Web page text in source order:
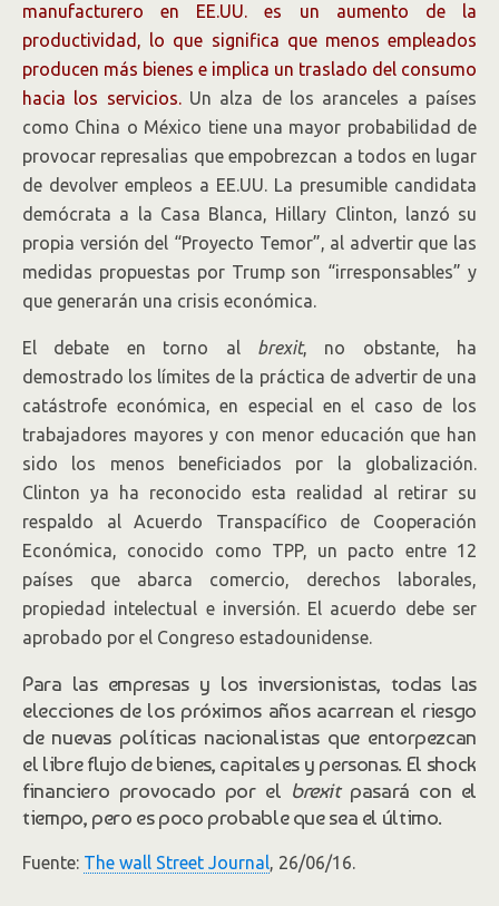
manufacturero en EE.UU. es un aumento de la
productividad, lo que significa que menos empleados
producen más bienes e implica un traslado del consumo
hacia los servicios.Un alza de los aranceles a países
como China o México tiene una mayor probabilidad de
provocar represalias que empobrezcan a todos en lugar
de devolver empleos a EE.UU. La presumible candidata
demócrata a la Casa Blanca, Hillary Clinton, lanzó su
propia versión del “Proyecto Temor”, al advertir que las
medidas propuestas por Trump son “irresponsables” y
que generarán una crisis económica.
El debate en torno al brexit, no obstante, ha
demostrado los límites de la práctica de advertir de una
catástrofe económica, en especial en el caso de los
trabajadores mayores y con menor educación que han
sido los menos beneficiados por la globalización.
Clinton ya ha reconocido esta realidad al retirar su
respaldo al Acuerdo Transpacífico de Cooperación
Económica, conocido como TPP, un pacto entre 12
países que abarca comercio, derechos laborales,
propiedad intelectual e inversión. El acuerdo debe ser
aprobado por el Congreso estadounidense.
Para las empresas y los inversionistas, todas las
elecciones de los próximos años acarrean el riesgo
de nuevas políticas nacionalistas que entorpezcan
el libre flujo de bienes, capitales y personas. El shock
financiero provocado por el brexitpasará con el
tiempo, pero es poco probable que sea el último.
Fuente: The wall Street Journal, 26/06/16.